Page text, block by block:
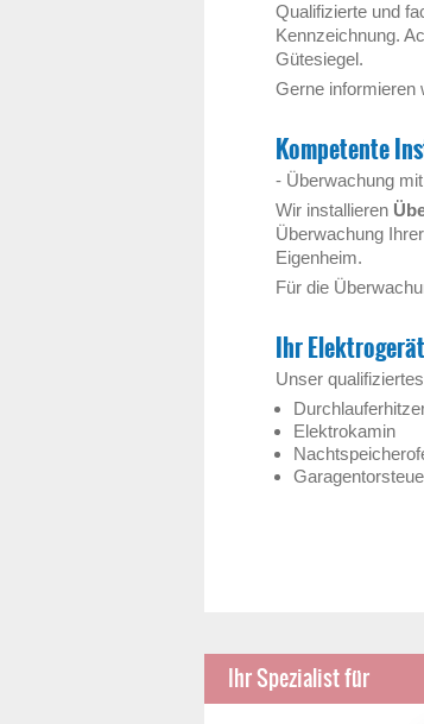
Qualifizierte und
Kennzeichnung.
Gütesiegel.
Gerne informieren
Kompetente
- Überwachung
Wir installieren
Überwachung
Eigenheim.
Für die
Ihr
Unser
Elektrokamin
Ihr Spezialist für